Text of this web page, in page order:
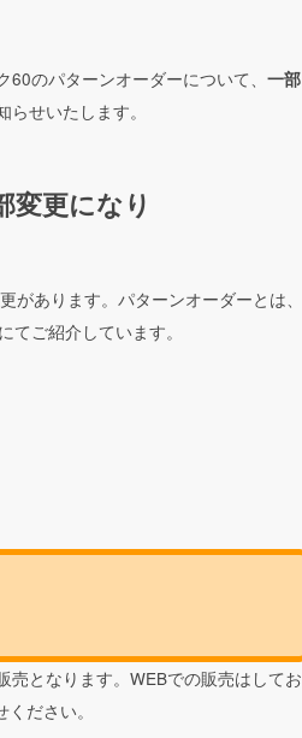
のパターンオーダーについて、 一部
せいたします。
変更になり
あります。パターンオーダーとは、
ご紹介しています。
売となります。WEBでの販売はしてお
ださい。